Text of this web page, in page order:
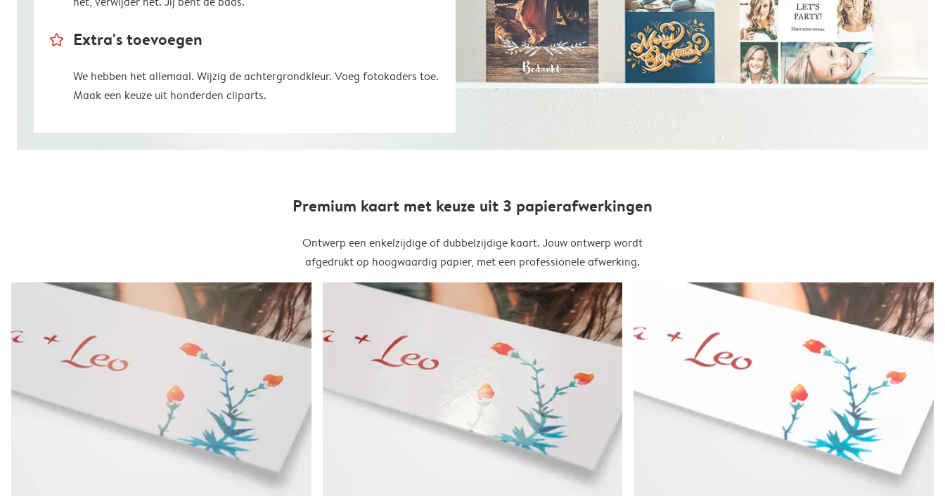
star_outline Extra's toevoegen
We hebben het allemaal. Wijzig de achtergrondkleur. Voeg fotokaders toe.
Maak een keuze uit honderden cliparts.
Premium kaart met keuze uit 3 papierafwerkingen
Ontwerp een enkelzijdige of dubbelzijdige kaart. Jouw ontwerp wordt
afgedrukt op hoogwaardig papier, met een professionele afwerking.